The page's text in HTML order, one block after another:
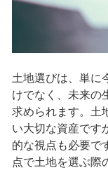
土地選びは、単に
けでなく、未来の
求められます。土
い大切な資産です
的な視点も必要で
点で土地を選ぶ際